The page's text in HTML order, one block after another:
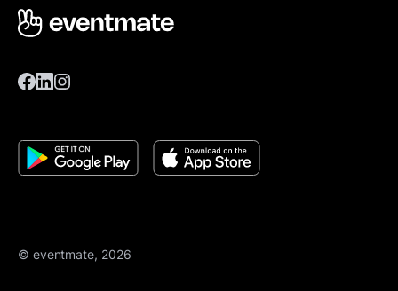
© eventmate, 2026